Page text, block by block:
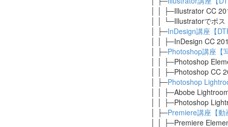
│ │ ├─Illustrator CC
│ │ └─Illustratorでポス
│ ├─InDesign講座【
│ │ ├─InDesign CC
│ ├─Photoshop講座【
│ │ ├─Photoshop
│ │ ├─Photoshop CC
│ ├─Photoshop
│ │ ├─Abobe
│ │ ├─Photoshop
│ ├─Premiere講座【動
│ │ ├─Premiere